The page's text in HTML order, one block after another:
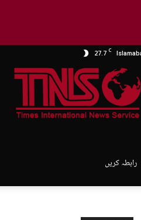
27.7 C
رابطہ کریں